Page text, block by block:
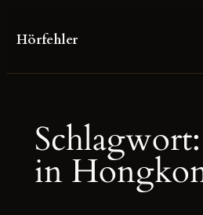
Inhalt
Hörfehler
Schlagwort:
in